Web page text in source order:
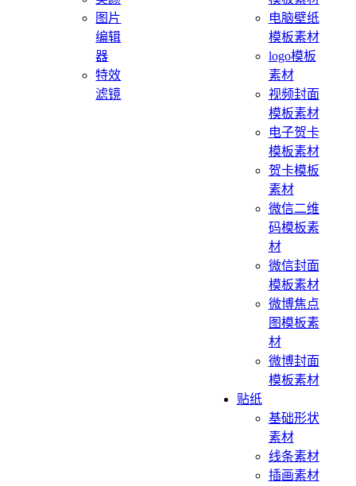
图片
编辑
器
特效
滤镜
电脑壁纸
模板素材
logo模板
素材
视频封面
模板素材
电子贺卡
模板素材
贺卡模板
素材
微信二维
码模板素
材
微信封面
模板素材
微博焦点
图模板素
材
微博封面
模板素材
贴纸
基础形状
素材
线条素材
插画素材